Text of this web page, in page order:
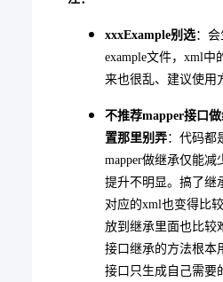
xxxExample别选：会
example文件，xml中
来也很乱、建议使用
不推荐mapper接口
置那里别弄：代码都
mapper做继承仅能
提升不明显。搞了继
对应的xml也变得比
放到继承里面也比较
接口继承的方法根本
接口只生成自己需要